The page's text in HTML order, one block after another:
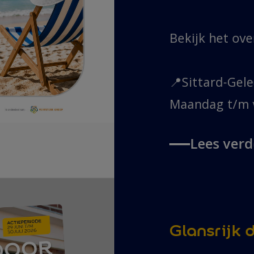
Bekijk het
📍Sittard-
Maandag t/m
Lees
Glansrijk